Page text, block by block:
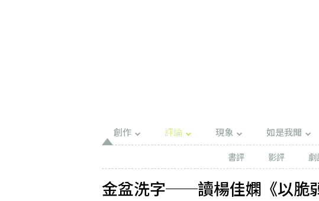
創作 評論 現象 如是我聞
書評
影評 劇
金盆洗字──讀楊佳嫻《以脆